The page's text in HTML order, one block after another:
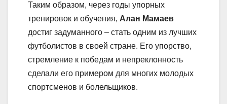
Таким образом, через годы упорных
тренировок и обучения, Алан Мамаев
достиг задуманного – стать одним из лучших
футболистов в своей стране. Его упорство,
стремление к победам и непреклонность
сделали его примером для многих молодых
спортсменов и болельщиков.